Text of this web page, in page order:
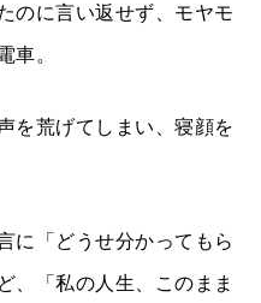
のに言い返せず、モヤモ
車。
を荒げてしまい、寝顔を
に「どうせ分かってもら
、「私の人生、このまま